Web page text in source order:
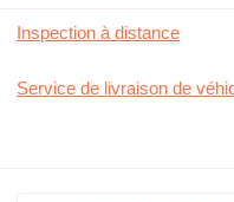
Inspection à distance
Service de livraison de